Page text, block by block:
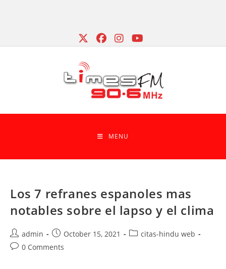
MENU
Los 7 refranes espanoles mas
notables sobre el lapso y el clima
Post
author:
admin
Post
published:
October 15, 2021
Postcitas-hindu web
Post0 Comments